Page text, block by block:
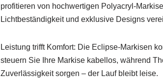
profitieren von hochwertigen Polyacryl-
Lichtbeständigkeit und exklusive Designs
Leistung trifft Komfort: Die Eclipse-Markisen
steuern Sie Ihre Markise kabellos, während
Zuverlässigkeit sorgen – der Lauf bleibt leise.